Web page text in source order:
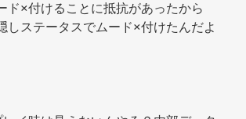
ド×付けることに抵抗があったから
しステータスでムード×付けたんだよ